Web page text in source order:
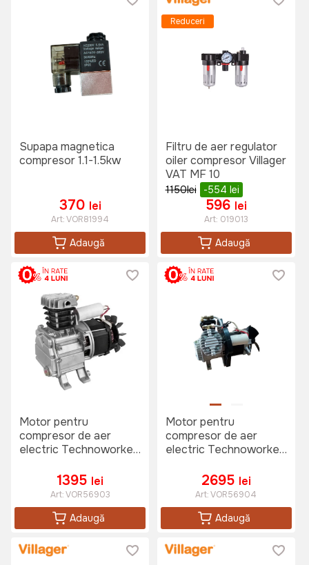
Supapa magnetica
compresor 1.1-1.5kw
370 lei
Art:VOR81994
Adaugă
Reduceri
Filtru de aer regulator
oiler compresor Villager
VAT MF 10
1150lei -554 lei
596 lei
Art: 019013
Adaugă
Motor pentru
compresor de aer
electric Technoworker
1395 lei
Art:VOR56903
Adaugă
Motor pentru
compresor de aer
electric Technoworker
2695 lei
Art:VOR56904
Adaugă